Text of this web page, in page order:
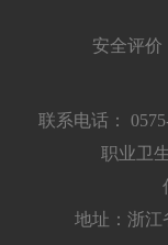
安全评价
联系电话：
职业卫
地址：浙江